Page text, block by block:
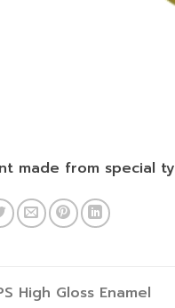
made from special
High Gloss Enamel